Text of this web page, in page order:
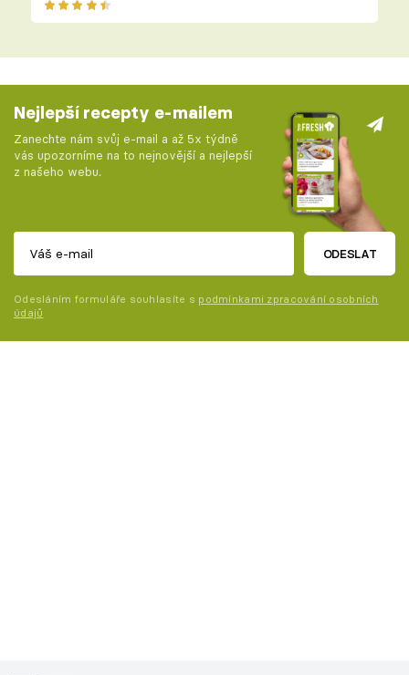
Nejlepší recepty e-mailem
Zanechte nám svůj e-mail a až 5x týdně
vás upozorníme na to nejnovější a nejlepší
z našeho webu.
ODESLAT
Odesláním formuláře souhlasíte s podmínkami zpracování osobních
údajů